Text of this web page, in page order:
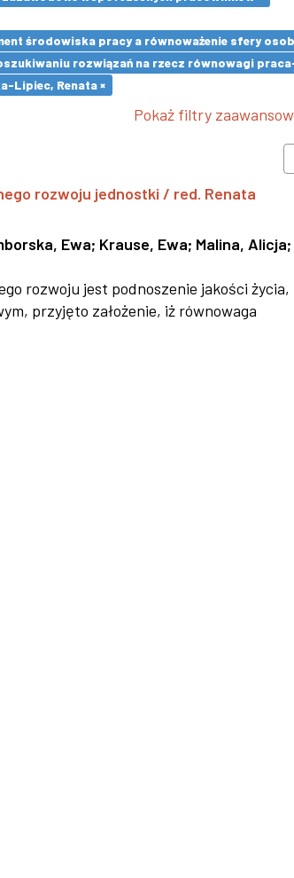
środowiska pracy a równoważenie sfery
rozwiązań na rzecz równowagi
Lipiec, Renata ×
Pokaż filtry
rozwoju jednostki / red. Renata
Ewa; Krause, Ewa; Malina, Alicja;
rozwoju jest podnoszenie jakości życia,
przyjęto założenie, iż równowaga